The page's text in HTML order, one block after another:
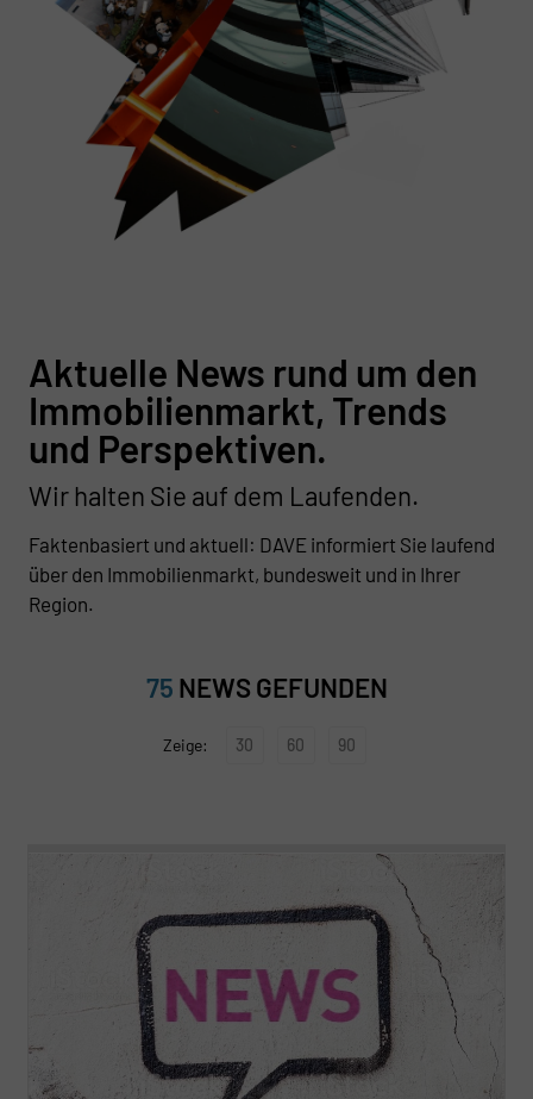
Aktuelle News rund um den
Immobilienmarkt, Trends
und Perspektiven.
Wir halten Sie auf dem Laufenden.
Faktenbasiert und aktuell: DAVE informiert Sie laufend
über den Immobilienmarkt, bundesweit und in Ihrer
Region.
75 NEWS GEFUNDEN
30 60 90